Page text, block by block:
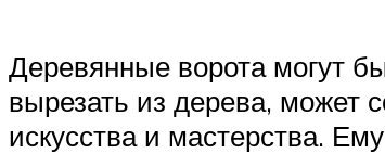
Деревянные ворота могут
вырезать из дерева, может
искусства и мастерства.